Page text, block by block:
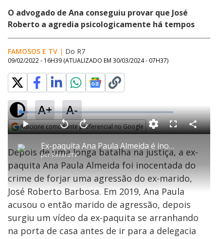
O advogado de Ana conseguiu provar que José
Roberto a agredia psicologicamente há tempos
FAMOSOS E TV | Do R7
09/02/2022 - 16H39 (ATUALIZADO EM 30/03/2024 - 07H37)
A+ A-
Adicione como fonte preferencial no Google
P
l
a
Ex-paquita Ana Paula Almeida é inocentada da acusação de forjar agressão do ex-marido
por RecordTV
P V
t
a
r
1
0
e
g
n
d
o
s
A
n
ç
a
1
s
e
u
n
o
s
L
o
a
d
e
5
.
1
2
%
F
l
c
e
n
C
o
a
r
i
l
Depois de uma longa batalha na justiça, a ex-
paquita Ana Paula Almeida foi inocentada do
crime de forjar uma agressão do ex-marido,
José Roberto Barbosa. Em 2019, Ana Paula
acusou o então marido de agressão, depois
surgiu um vídeo da ex-paquita se arranhando
na porta de casa antes de ir para a delegacia